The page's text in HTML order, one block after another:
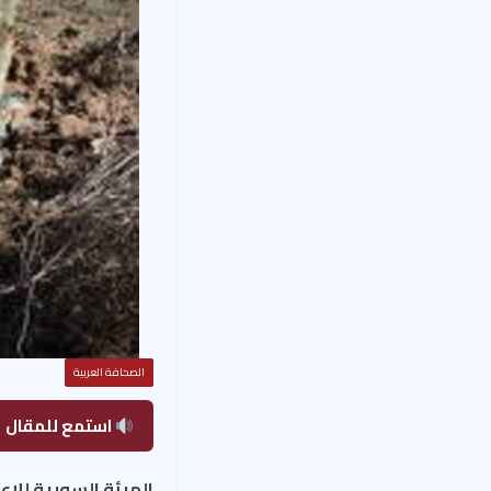
الصحافة العربية
استمع للمقال